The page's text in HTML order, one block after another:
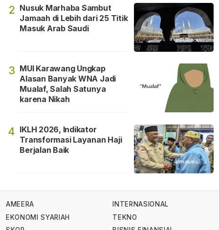
2 Nusuk Marhaba Sambut
Jamaah di Lebih dari 25 Titik
Masuk Arab Saudi
3 MUI Karawang Ungkap
Alasan Banyak WNA Jadi
Mualaf, Salah Satunya
karena Nikah
4 IKLH 2026, Indikator
Transformasi Layanan Haji
Berjalan Baik
AMEERA
EKONOMI SYARIAH
INTERNASIONAL
TEKNO